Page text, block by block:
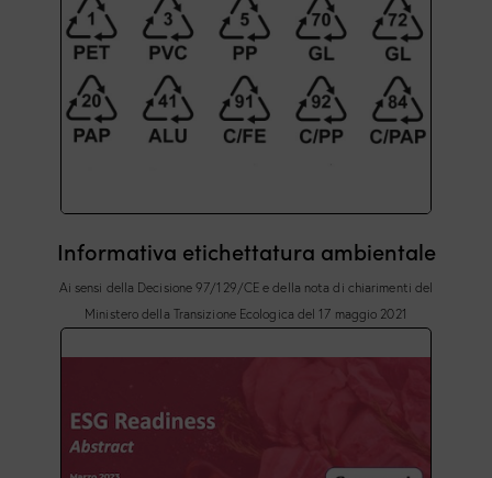
Informativa etichettatura ambientale
Ai sensi della Decisione 97/129/CE e della nota di chiarimenti del
Ministero della Transizione Ecologica del 17 maggio 2021